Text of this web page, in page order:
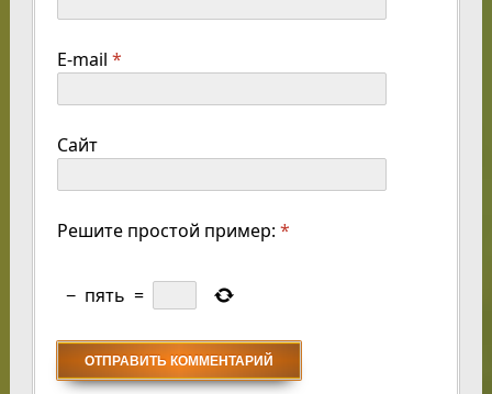
E-mail *
Сайт
Решите простой пример: *
− пять =